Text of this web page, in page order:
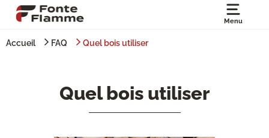
Menu
Accueil FAQ Quel bois utiliser
Quel bois utiliser